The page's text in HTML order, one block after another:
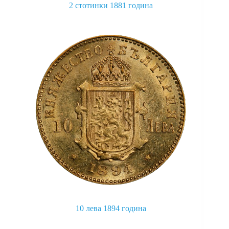
2 стотинки 1881 година
has
multiple
variants.
The
options
may
be
chosen
on
the
product
page
10 лева 1894 година